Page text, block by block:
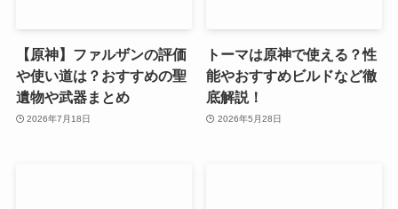
【原神】ファルザンの評価
や使い道は？おすすめの聖
遺物や武器まとめ
2026年7月18日
トーマは原神で使える？性
能やおすすめビルドなど徹
底解説！
2026年5月28日